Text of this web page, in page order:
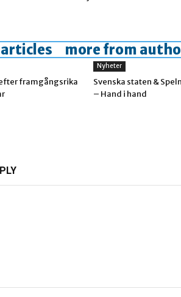
more from
framgångsrika
Nyheter
Svenska staten &
– Hand i hand